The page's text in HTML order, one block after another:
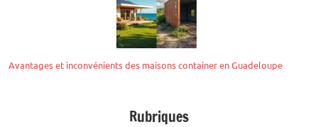
Avantages et inconvénients des maisons container en Guadeloupe
Rubriques